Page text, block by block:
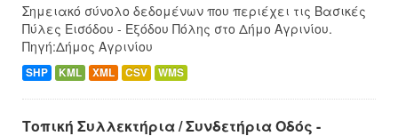
Σημειακό σύνολο δεδομένων που περιέχει τις Βασικές
Πύλες Εισόδου - Εξόδου Πόλης στο Δήμο Αγρινίου.
Πηγή:Δήμος Αγρινίου
SHP KML XML CSV WMS
Τοπική Συλλεκτήρια / Συνδετήρια Οδός -